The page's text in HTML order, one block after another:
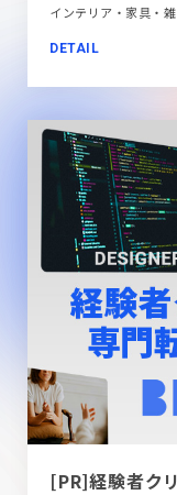
DETAIL